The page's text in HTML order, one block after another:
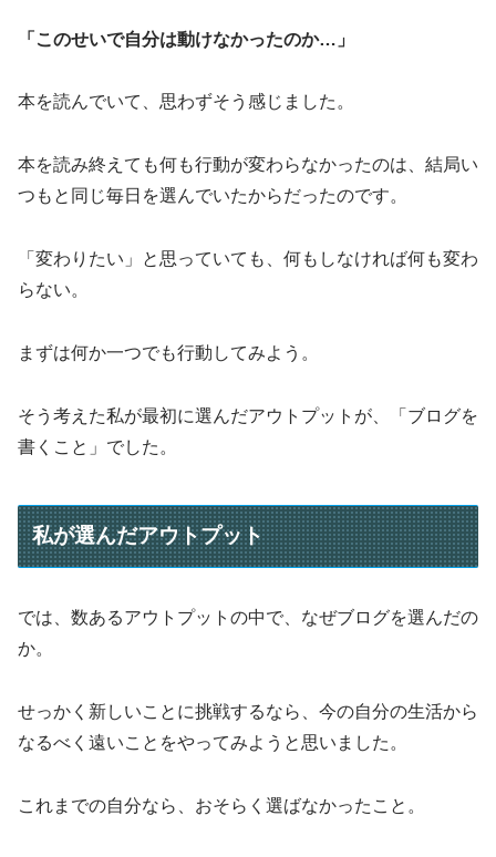
「このせいで自分は動けなかったのか…」
本を読んでいて、思わずそう感じました。
本を読み終えても何も行動が変わらなかったのは、結局い
つもと同じ毎日を選んでいたからだったのです。
「変わりたい」と思っていても、何もしなければ何も変わ
らない。
まずは何か一つでも行動してみよう。
そう考えた私が最初に選んだアウトプットが、「ブログを
書くこと」でした。
私が選んだアウトプット
では、数あるアウトプットの中で、なぜブログを選んだの
か。
せっかく新しいことに挑戦するなら、今の自分の生活から
なるべく遠いことをやってみようと思いました。
これまでの自分なら、おそらく選ばなかったこと。